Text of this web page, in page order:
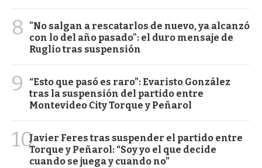
8
"No salgan a rescatarlos de nuevo, ya alcanzó
con lo del año pasado": el duro mensaje de
Ruglio tras suspensión
9
“Esto que pasó es raro”: Evaristo González
tras la suspensión del partido entre
Montevideo City Torque y Peñarol
10Javier Feres tras suspender el partido entre
Torque y Peñarol: “Soy yo el que decide
cuando se juega y cuando no”